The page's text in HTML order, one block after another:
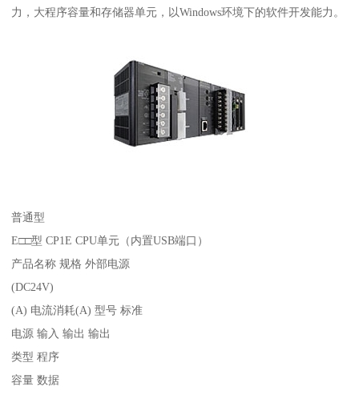
力，大程序容量和存储器单元，以Windows环境下的软件开发能力。
普通型
E□□型 CP1E CPU单元（内置USB端口）
产品名称 规格 外部电源
(DC24V)
(A) 电流消耗(A) 型号 标准
电源 输入 输出 输出
类型 程序
容量 数据